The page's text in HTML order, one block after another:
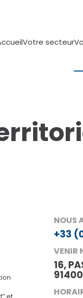
Votre secteur
NOUS
+33
VENIR
16,